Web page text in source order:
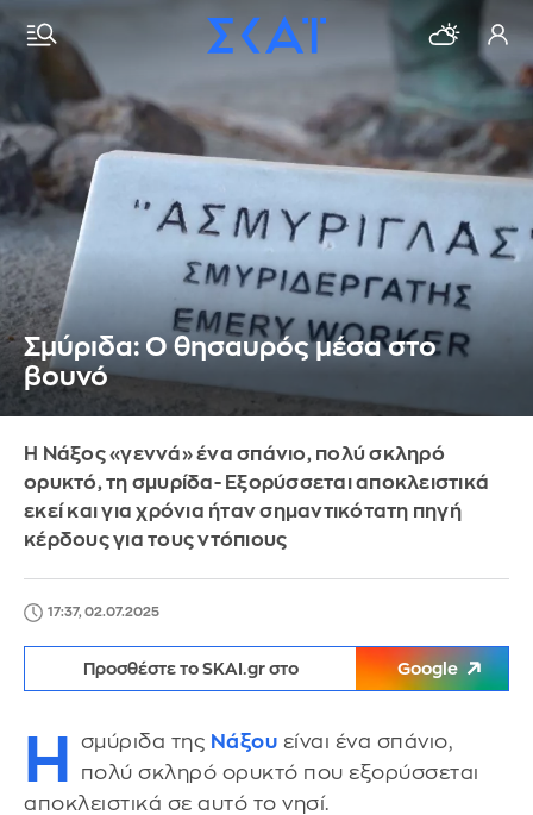
Σμύριδα: O θησαυρός μέσα στο
βουνό
Η Νάξος «γεννά» ένα σπάνιο, πολύ σκληρό
ορυκτό, τη σμυρίδα- Εξορύσσεται αποκλειστικά
εκεί και για χρόνια ήταν σημαντικότατη πηγή
κέρδους για τους ντόπιους
17:37, 02.07.2025
Προσθέστε το SKAI.gr στο Google
Η σμύριδα της Νάξου είναι ένα σπάνιο,
πολύ σκληρό ορυκτό που εξορύσσεται
αποκλειστικά σε αυτό το νησί.